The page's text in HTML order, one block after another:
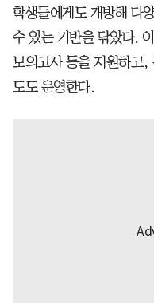
학생들에게도 개방해 다
수 있는 기반을 닦았다.
모의고사 등을 지원하고,
도도 운영한다.